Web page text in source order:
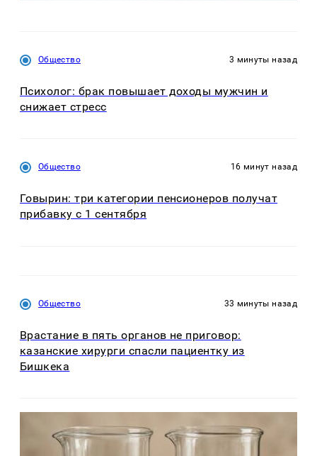
Общество 3 минуты назад
Психолог: брак повышает доходы мужчин и
снижает стресс
Общество 16 минут назад
Говырин: три категории пенсионеров получат
прибавку с 1 сентября
Общество 33 минуты назад
Врастание в пять органов не приговор:
казанские хирурги спасли пациентку из
Бишкека